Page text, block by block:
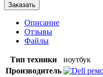
Заказать
Описание
Отзывы
Файлы
Тип техники
ноутбук
Производитель